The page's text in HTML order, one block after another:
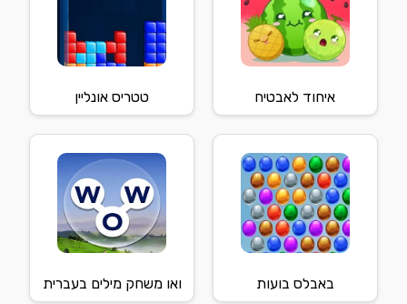
איחוד לאבטיח טטריס אונליין
באבלס בועות ואו משחק מילים בעברית